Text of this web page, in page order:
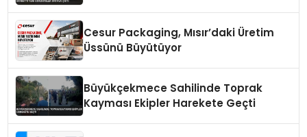
Cesur Packaging, Mısır’daki Üretim
Üssünü Büyütüyor
Büyükçekmece Sahilinde Toprak
Kayması Ekipler Harekete Geçti